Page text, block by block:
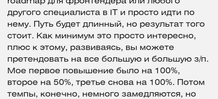
другого специалиста в IT и просто идти по
нему. Путь будет длинный, но результат того
стоит. Как минимум это просто интересно,
плюс к этому, развиваясь, вы можете
претендовать на все большую и большую з/п.
Мое первое повышение было на 100%,
второе на 50%, третье снова на 100%. Потом
темпы, конечно, немного замедляются, но